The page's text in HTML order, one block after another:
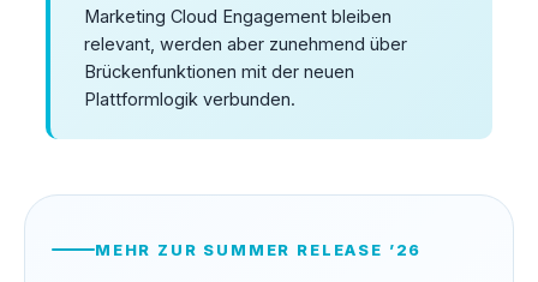
Marketing Cloud Engagement bleiben
relevant, werden aber zunehmend über
Brückenfunktionen mit der neuen
Plattformlogik verbunden.
MEHR ZUR SUMMER RELEASE ’26